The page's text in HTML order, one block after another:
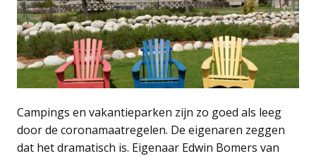
Campings en vakantieparken zijn zo goed als leeg
door de coronamaatregelen. De eigenaren zeggen
dat het dramatisch is. Eigenaar Edwin Bomers van